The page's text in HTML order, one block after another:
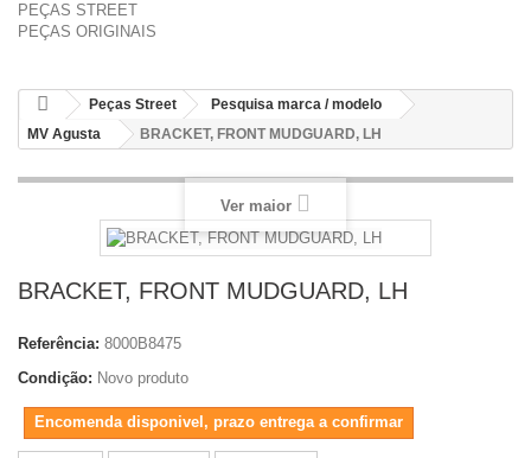
PEÇAS STREET
PEÇAS ORIGINAIS
Peças Street
Pesquisa marca / modelo
MV Agusta
BRACKET, FRONT MUDGUARD, LH
Ver maior
BRACKET, FRONT MUDGUARD, LH
Referência: 8000B8475
Condição: Novo produto
Encomenda disponivel, prazo entrega a confirmar